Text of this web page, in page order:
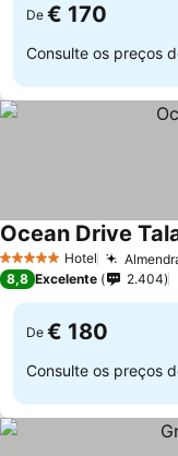
De € 170
Consulte os preços
5 Estrelas Hotel
Ocean Drive
8,8 Excelente 2.404
De € 180
Consulte os preços